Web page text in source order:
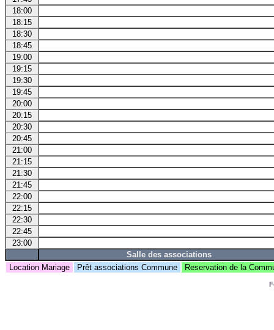
18:00
18:15
18:30
18:45
19:00
19:15
19:30
19:45
20:00
20:15
20:30
20:45
21:00
21:15
21:30
21:45
22:00
22:15
22:30
22:45
23:00
Salle des associations
Location Mariage
Prêt associations Commune Reservation de la